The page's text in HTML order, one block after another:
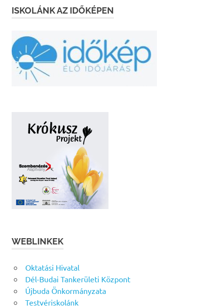
ISKOLÁNK AZ IDŐKÉPEN
WEBLINKEK
Oktatási Hivatal
Dél-Budai Tankerületi Központ
Újbuda Önkormányzata
Testvériskolánk